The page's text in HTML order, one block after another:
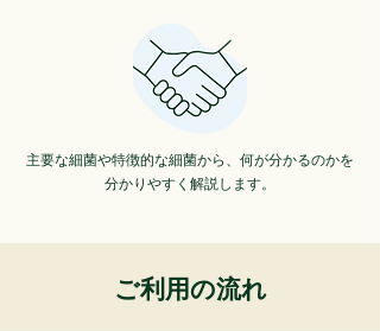
主要な細菌や特徴的な細菌から、何が分かるのかを
分かりやすく解説します。
ご利用の流れ